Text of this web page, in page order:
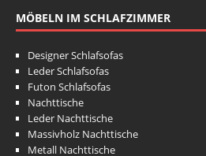
MÖBELN IM SCHLAFZIMMER
Designer Schlafsofas
Leder Schlafsofas
Futon Schlafsofas
Nachttische
Leder Nachttische
Massivholz Nachttische
Metall Nachttische